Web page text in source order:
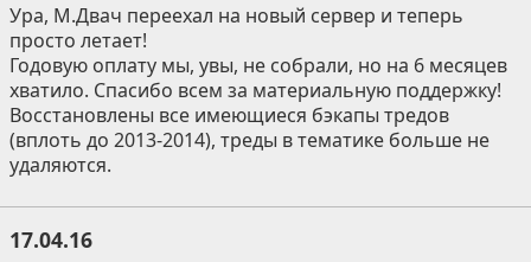
Ура, М.Двач переехал на новый сервер и теперь
просто летает!
Годовую оплату мы, увы, не собрали, но на 6 месяцев
хватило. Спасибо всем за материальную поддержку!
Восстановлены все имеющиеся бэкапы тредов
(вплоть до 2013-2014), треды в тематике больше не
удаляются.
17.04.16